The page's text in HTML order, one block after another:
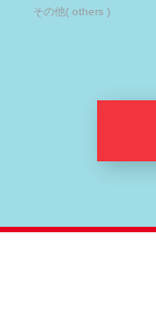
その他( others )